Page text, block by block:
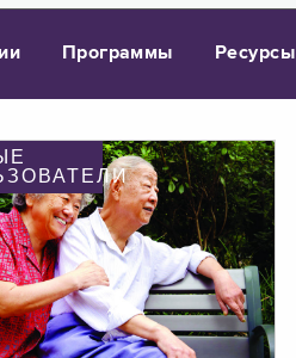
Программы Ресурсы